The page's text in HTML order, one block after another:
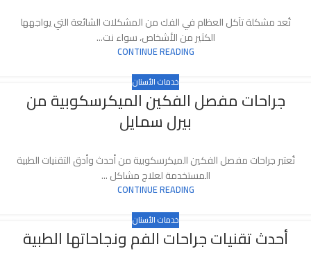
تُعد مشكلة تآكل العظام في الفك من المشكلات الشائعة التي يواجهها
الكثير من الأشخاص، سواء نت...
CONTINUE READING
خدمات الأسنان
جراحات مفصل الفكين الميكرسكوبية من
بيرل سمايل
تُعتبر جراحات مفصل الفكين الميكرسكوبية من أحدث وأدق التقنيات الطبية
المستخدمة لعلاج مشاكل ...
CONTINUE READING
خدمات الأسنان
أحدث تقنيات جراحات الفم ونجاحاتها الطبية